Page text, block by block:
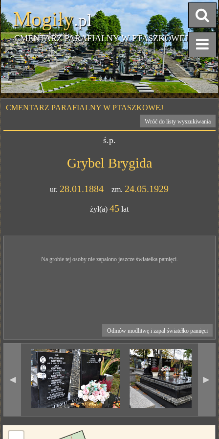
Mogiły.pl
CMENTARZ PARAFIALNY W PTASZKOWEJ
CMENTARZ PARAFIALNY W PTASZKOWEJ
Wróć do listy wyszukiwania
ś.p.
Grybel Brygida
ur. 28.01.1884 zm. 24.05.1929
żył(a)45 lat
Na grobie tej osoby nie zapalono jeszcze światełka pamięci.
Odmów modlitwę i zapal światełko pamięci
◄ ►